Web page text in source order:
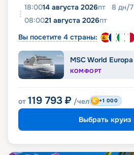
18:0014 августа 2026пт 8 дн/7
08:0021 августа 2026пт
Вы посетите 4 страны:
MSC World Europa
КОМФОРТ
от 119 793 ₽ /чел +1 000
Выбрать круиз